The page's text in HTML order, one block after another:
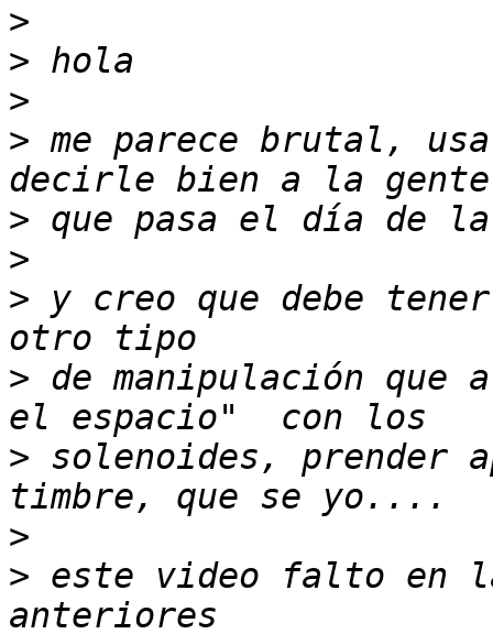
>
>
>
> me parece brutal,
>
>
> y creo que debe
> de manipulación que
> solenoides, prender
>
> este video falto en